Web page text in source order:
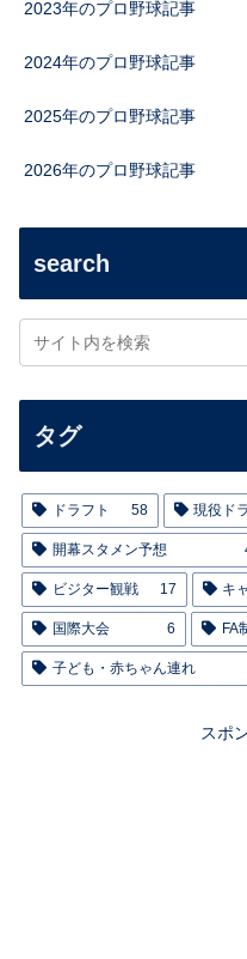
2023年のプロ野球記事
2024年のプロ野球記事
2025年のプロ野球記事
2026年のプロ野球記事
search
タグ
ドラフト 58 現役ド
開幕スタメン予想
ビジター観戦 17 キ
国際大会 6 FA
子ども・赤ちゃん連れ
スポ